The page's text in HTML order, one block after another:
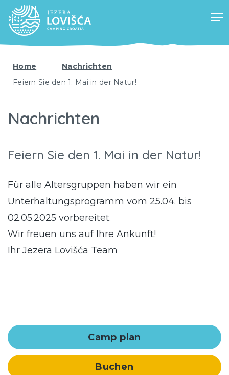
Home
Nachrichten
Feiern Sie den 1. Mai in der Natur!
Nachrichten
Feiern Sie den 1. Mai in der Natur!
Für alle Altersgruppen haben wir ein
Unterhaltungsprogramm vom 25.04. bis
02.05.2025 vorbereitet.
Wir freuen uns auf Ihre Ankunft!
Ihr Jezera Lovišća Team
Camp plan
Buchen